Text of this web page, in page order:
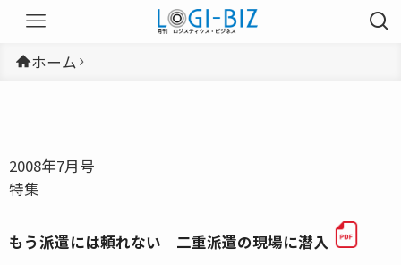
ホーム
2008年7月号
特集
もう派遣には頼れない 二重派遣の現場に潜入